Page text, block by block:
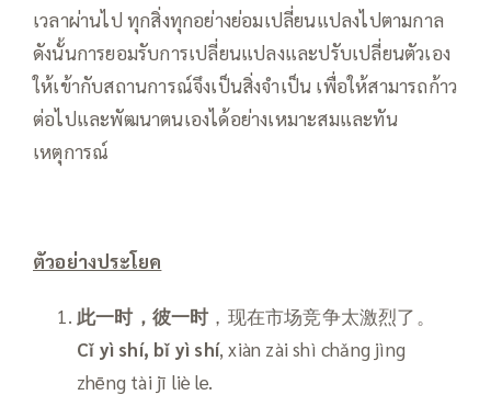
เวลาผ่านไป ทุกสิ่งทุกอย่างย่อมเปลี่ยนแปลงไปตามกาล
ดังนั้นการยอมรับการเปลี่ยนแปลงและปรับเปลี่ยนตัวเอง
ให้เข้ากับสถานการณ์จึงเป็นสิ่งจำเป็น เพื่อให้สามารถก้าว
ต่อไปและพัฒนาตนเองได้อย่างเหมาะสมและทัน
เหตุการณ์
ตัวอย่างประโยค
此一时，彼一时，现在市场竞争太激烈了。
Cǐ yì shí, bǐ yì shí, xiàn zài shì chǎng jìng
zhēng tài jī liè le.